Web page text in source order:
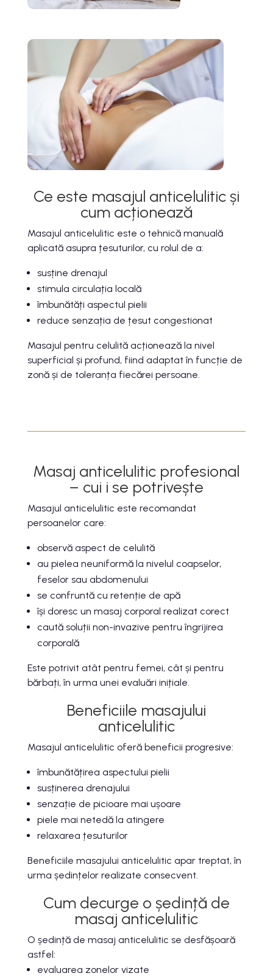
Ce este masajul anticelulitic și
cum acționează
Masajul anticelulitic este o tehnică manuală
aplicată asupra țesuturilor, cu rolul de a:
susține drenajul
stimula circulația locală
îmbunătăți aspectul pielii
reduce senzația de țesut congestionat
Masajul pentru celulită acționează la nivel
superficial și profund, fiind adaptat în funcție de
zonă și de toleranța fiecărei persoane.
Masaj anticelulitic profesional
– cui i se potrivește
Masajul anticelulitic este recomandat
persoanelor care:
observă aspect de celulită
au pielea neuniformă la nivelul coapselor,
feselor sau abdomenului
se confruntă cu retenție de apă
își doresc un masaj corporal realizat corect
caută soluții non-invazive pentru îngrijirea
corporală
Este potrivit atât pentru femei, cât și pentru
bărbați, în urma unei evaluări inițiale.
Beneficiile masajului
anticelulitic
Masajul anticelulitic oferă beneficii progresive:
îmbunătățirea aspectului pielii
susținerea drenajului
senzație de picioare mai ușoare
piele mai netedă la atingere
relaxarea țesuturilor
Beneficiile masajului anticelulitic apar treptat, în
urma ședințelor realizate consecvent.
Cum decurge o ședință de
masaj anticelulitic
O ședință de masaj anticelulitic se desfășoară
astfel:
evaluarea zonelor vizate